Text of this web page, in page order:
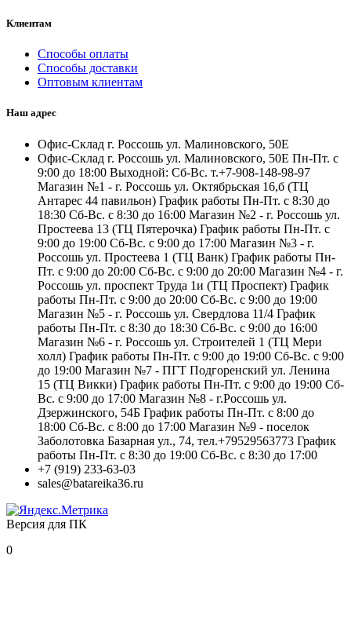
Клиентам
Способы оплаты
Способы доставки
Оптовым клиентам
Наш адрес
Офис-Склад г. Россошь ул. Малиновского, 50Е
Офис-Склад г. Россошь ул. Малиновского, 50Е Пн-Пт. с
9:00 до 18:00 Выходной: Сб-Вс. т.+7-908-148-98-97
Магазин №1 - г. Россошь ул. Октябрьская 16,б (ТЦ
Антарес 44 павильон) График работы Пн-Пт. с 8:30 до
18:30 Сб-Вс. с 8:30 до 16:00 Магазин №2 - г. Россошь ул.
Простеева 13 (ТЦ Пятерочка) График работы Пн-Пт. с
9:00 до 19:00 Сб-Вс. с 9:00 до 17:00 Магазин №3 - г.
Россошь ул. Простеева 1 (ТЦ Ванк) График работы Пн-
Пт. с 9:00 до 20:00 Сб-Вс. с 9:00 до 20:00 Магазин №4 - г.
Россошь ул. проспект Труда 1и (ТЦ Проспект) График
работы Пн-Пт. с 9:00 до 20:00 Сб-Вс. с 9:00 до 19:00
Магазин №5 - г. Россошь ул. Свердлова 11/4 График
работы Пн-Пт. с 8:30 до 18:30 Сб-Вс. с 9:00 до 16:00
Магазин №6 - г. Россошь ул. Строителей 1 (ТЦ Мери
холл) График работы Пн-Пт. с 9:00 до 19:00 Сб-Вс. с 9:00
до 19:00 Магазин №7 - ПГТ Подгоренский ул. Ленина
15 (ТЦ Викки) График работы Пн-Пт. с 9:00 до 19:00 Сб-
Вс. с 9:00 до 17:00 Магазин №8 - г.Россошь ул.
Дзержинского, 54Б График работы Пн-Пт. с 8:00 до
18:00 Сб-Вс. с 8:00 до 17:00 Магазин №9 - поселок
Заболотовка Базарная ул., 74, тел.+79529563773 График
работы Пн-Пт. с 8:30 до 19:00 Сб-Вс. с 8:30 до 17:00
+7 (919) 233-63-03
sales@batareika36.ru
Версия для ПК
0